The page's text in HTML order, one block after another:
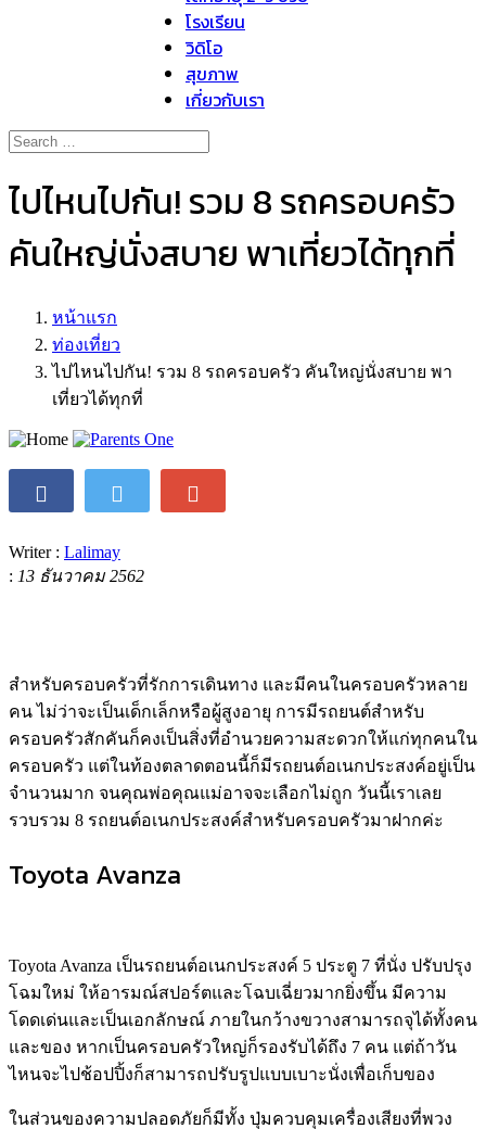
โรงเรียน
วิดิโอ
สุขภาพ
เกี่ยวกับเรา
ไปไหนไปกัน! รวม 8 รถครอบครัว
คันใหญ่นั่งสบาย พาเที่ยวได้ทุกที่
หน้าแรก
ท่องเที่ยว
ไปไหนไปกัน! รวม 8 รถครอบครัว คันใหญ่นั่งสบาย พา
เที่ยวได้ทุกที่
Writer : Lalimay
: 13 ธันวาคม 2562
สำหรับครอบครัวที่รักการเดินทาง และมีคนในครอบครัวหลาย
คน ไม่ว่าจะเป็นเด็กเล็กหรือผู้สูงอายุ การมีรถยนต์สำหรับ
ครอบครัวสักคันก็คงเป็นสิ่งที่อำนวยความสะดวกให้แก่ทุกคนใน
ครอบครัว แต่ในท้องตลาดตอนนี้ก็มีรถยนต์อเนกประสงค์อยู่เป็น
จำนวนมาก จนคุณพ่อคุณแม่อาจจะเลือกไม่ถูก วันนี้เราเลย
รวบรวม 8 รถยนต์อเนกประสงค์สำหรับครอบครัวมาฝากค่ะ
Toyota Avanza
Toyota Avanza เป็นรถยนต์อเนกประสงค์ 5 ประตู 7 ที่นั่ง ปรับปรุง
โฉมใหม่ ให้อารมณ์สปอร์ตและโฉบเฉี่ยวมากยิ่งขึ้น มีความ
โดดเด่นและเป็นเอกลักษณ์ ภายในกว้างขวางสามารถจุได้ทั้งคน
และของ หากเป็นครอบครัวใหญ่ก็รองรับได้ถึง 7 คน แต่ถ้าวัน
ไหนจะไปช้อปปิ้งก็สามารถปรับรูปแบบเบาะนั่งเพื่อเก็บของ
ในส่วนของความปลอดภัยก็มีทั้ง ปุ่มควบคุมเครื่องเสียงที่พวง